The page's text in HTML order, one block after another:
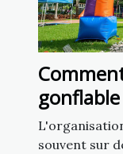
prochain
souvent sur